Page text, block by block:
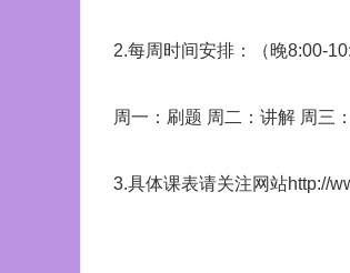
2.每周时间安排：（晚8:00-
周一：刷题 周二：讲解 周三
3.具体课表请关注网站http://